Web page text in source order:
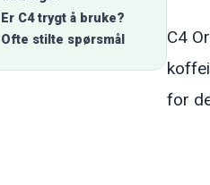
Er C4 trygt å bruke?
Ofte stilte spørsmål
C4
for